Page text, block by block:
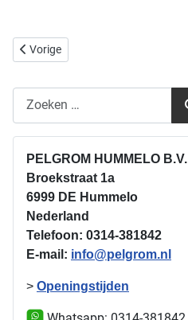
Vorig artikel: Dyna Transmissies
Vorige
PELGROM HUMMELO B.V.
Broekstraat 1a
6999 DE Hummelo
Nederland
Telefoon: 0314-381842
E-mail: info@pelgrom.nl
> Openingstijden